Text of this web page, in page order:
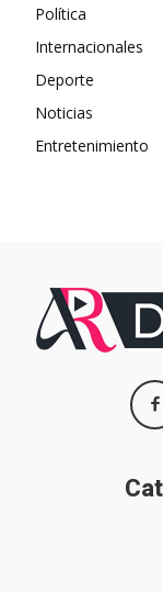
Política
Internacionales
Deporte
Noticias
Entretenimiento